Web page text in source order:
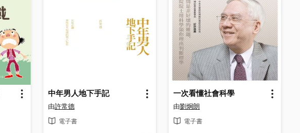
中年男人地下手記
由許常德
電子書
一次看懂社會科學
由劉炯朗
電子書